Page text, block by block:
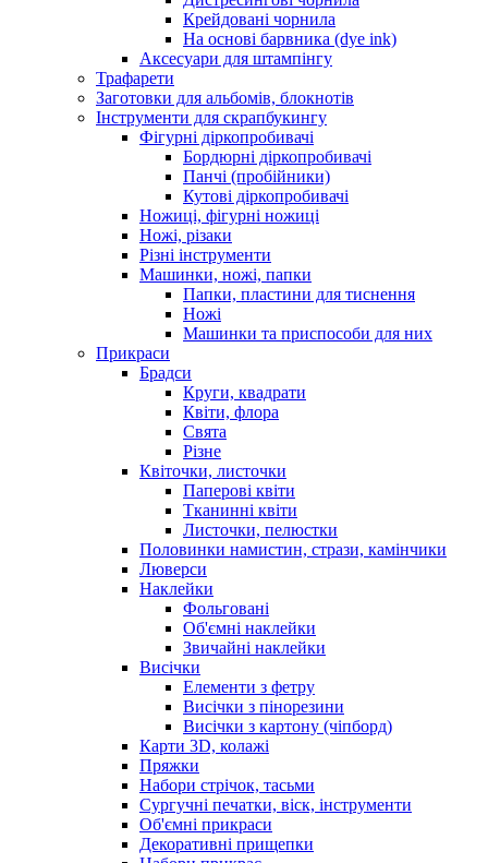
Крейдовані чорнила
На основі барвника (dye ink)
Аксесуари для штампінгу
Трафарети
Заготовки для альбомів, блокнотів
Інструменти для скрапбукингу
Фігурні діркопробивачі
Бордюрні діркопробивачі
Панчі (пробійники)
Кутові діркопробивачі
Ножиці, фігурні ножиці
Ножі, різаки
Різні інструменти
Машинки, ножі, папки
Папки, пластини для тиснення
Ножі
Машинки та приспособи для них
Прикраси
Брадси
Круги, квадрати
Квіти, флора
Свята
Різне
Квіточки, листочки
Паперові квіти
Тканинні квіти
Листочки, пелюстки
Половинки намистин, стрази, камінчики
Люверси
Наклейки
Фольговані
Об'ємні наклейки
Звичайні наклейки
Висічки
Елементи з фетру
Висічки з пінорезини
Висічки з картону (чіпборд)
Карти 3D, колажі
Пряжки
Набори стрічок, тасьми
Сургучні печатки, віск, інструменти
Об'ємні прикраси
Декоративні прищепки